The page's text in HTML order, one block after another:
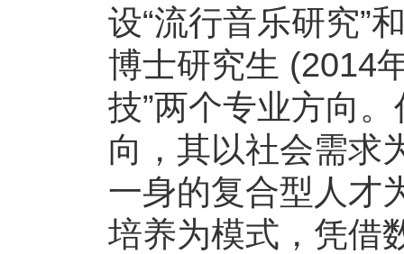
设“流行音乐研究”
博士研究生 (2014
技”两个专业方向
向，其以社会需求
一身的复合型人才
培养为模式，凭借